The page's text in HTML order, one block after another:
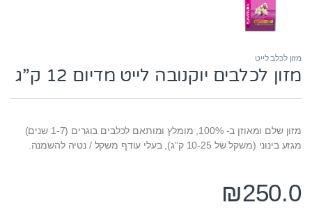
מזון לכלב לייט
מזון לכלבים יוקנובה לייט מדיום 12 ק”ג
מזון שלם ומאוזן ב- 100%, מומלץ ומותאם לכלבים בוגרים (1-7 שנים)
מגזע בינוני (משקל של 10-25 ק”ג), בעלי עודף משקל / נטיה להשמנה.
₪250.0